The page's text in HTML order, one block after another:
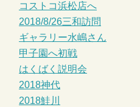
コストコ浜松店へ
2018/8/26三和訪問
ギャラリー水嶋さん
甲子園へ初戦
はくばく説明会
2018神代
2018鮭川